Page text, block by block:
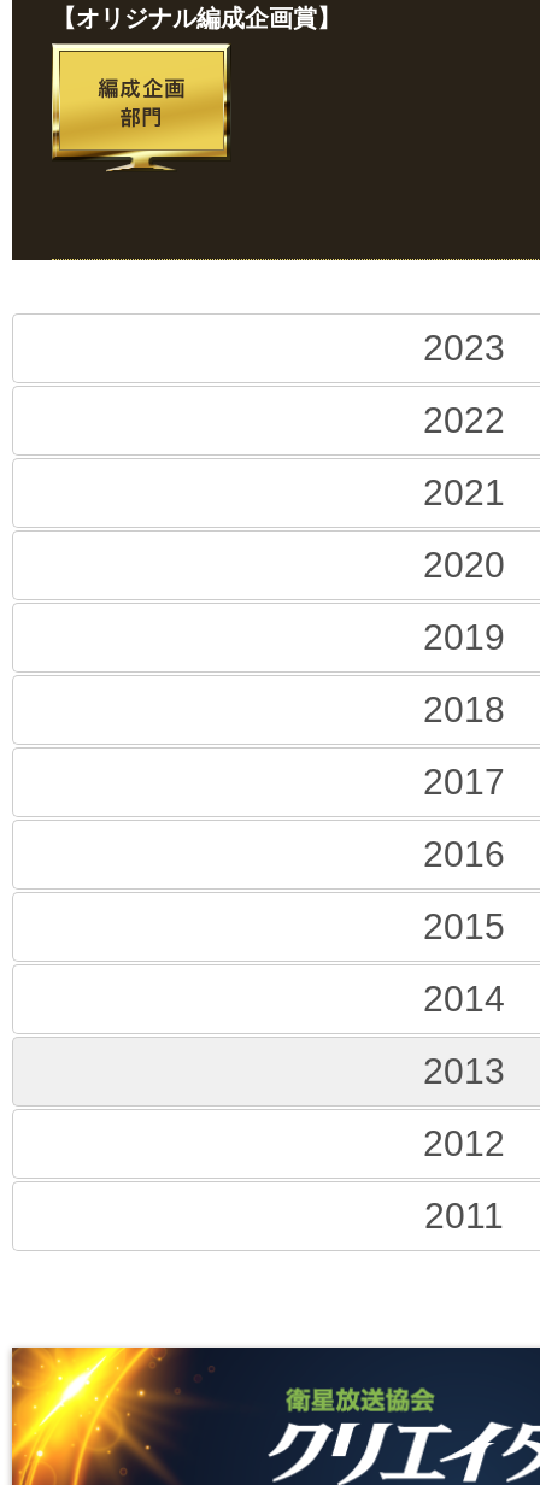
【オリジナル編成企画賞】
2023
2022
2021
2020
2019
2018
2017
2016
2015
2014
2013
2012
2011